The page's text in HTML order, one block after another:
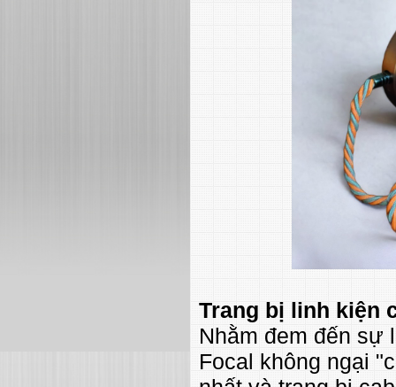
Trang bị linh kiện
Nhằm đem đến sự
Focal không ngại